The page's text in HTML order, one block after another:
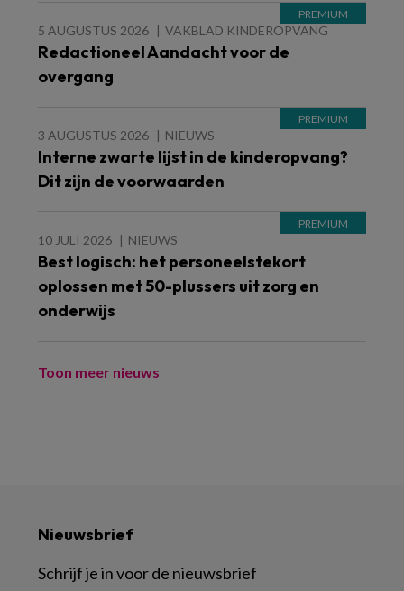
5 AUGUSTUS 2026 VAKBLAD KINDEROPVANG
Redactioneel Aandacht voor de
overgang
3 AUGUSTUS 2026 NIEUWS
Interne zwarte lijst in de kinderopvang?
Dit zijn de voorwaarden
10 JULI 2026 NIEUWS
Best logisch: het personeelstekort
oplossen met 50-plussers uit zorg en
onderwijs
Toon meer nieuws
Nieuwsbrief
Schrijf je in voor de nieuwsbrief